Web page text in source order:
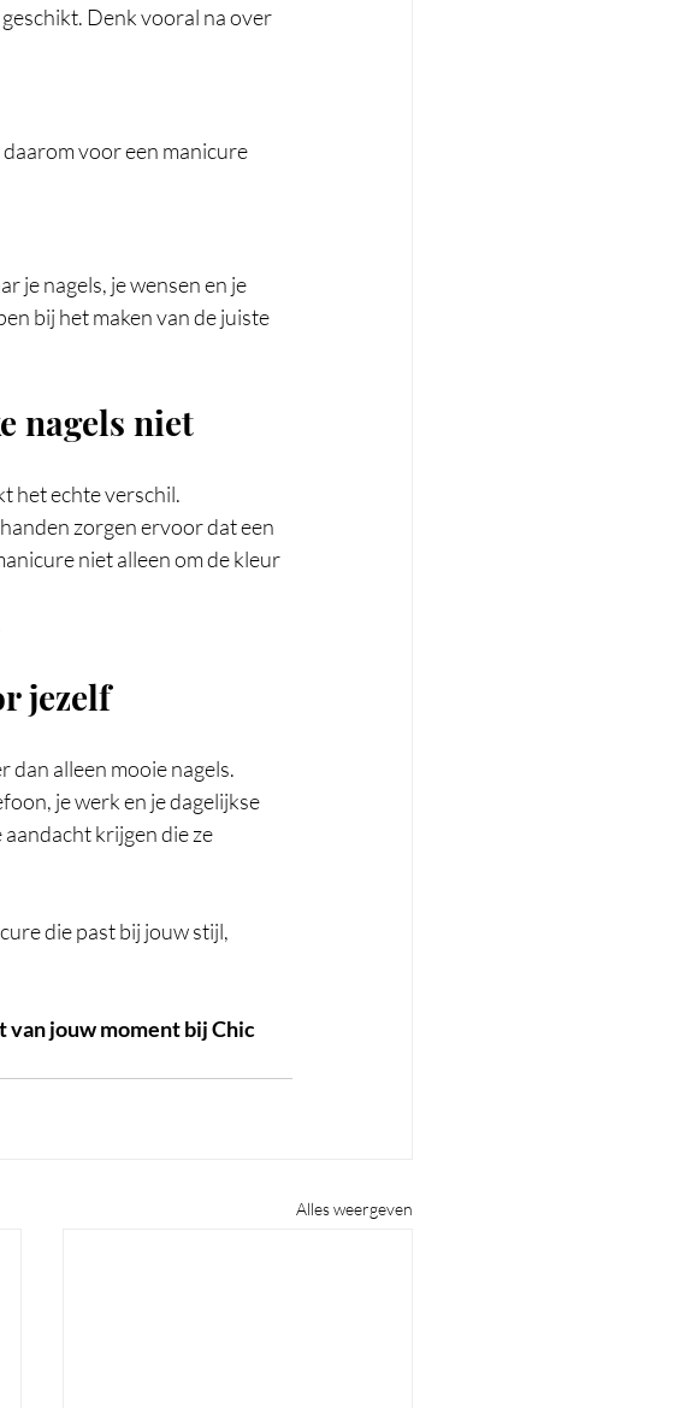
Denk vooral na over
voor een manicure
je nagels, je wensen en je
bij het maken van de juiste
nagels niet
het echte verschil.
zorgen ervoor dat een
niet alleen om de kleur
jezelf
dan alleen mooie nagels.
je werk en je dagelijkse
krijgen die ze
die past bij jouw stijl,
van jouw moment bij Chic
Alles weergeven